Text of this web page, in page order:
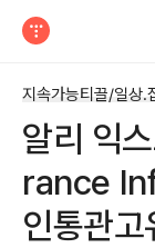
지속가능티끌/일상.
알리 익
rance
인통관